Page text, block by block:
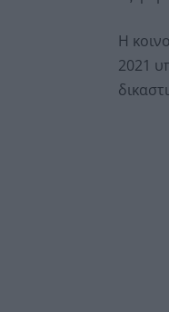
Η
2021